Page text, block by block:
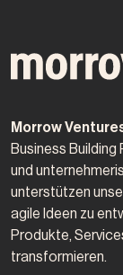
Morrow
Business
und
unterstützen
agile Ideen zu
Produkte,
transformieren.